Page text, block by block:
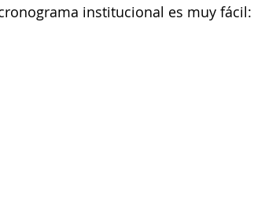
institucional es muy fácil: